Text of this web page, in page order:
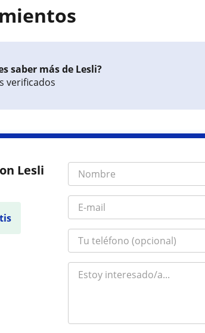
saber más de Lesli?
verificados
Lesli